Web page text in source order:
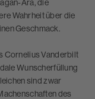
Ära, die
Wahrheit über die
Geschmack.
Cornelius Vanderbilt
Wunscherfüllung
sind zwar
des